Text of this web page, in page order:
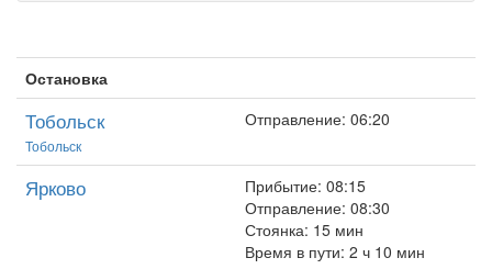
Остановка
Тобольск
Тобольск
Отправление: 06:20
Ярково
Прибытие: 08:15
Отправление: 08:30
Стоянка: 15 мин
Время в пути: 2 ч 10 мин